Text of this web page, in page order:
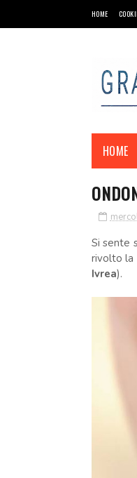
HOME
HOME
Si sente
rivolto la
Ivrea).